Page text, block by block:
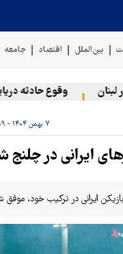
بین‌الملل اقتصاد جامعه
وقوع حادثه دریایی
۷ بهمن ۱۴۰۴ - ۱۰:۰۹
ایرانی در چلنج
ایرانی در ترکیب خود،